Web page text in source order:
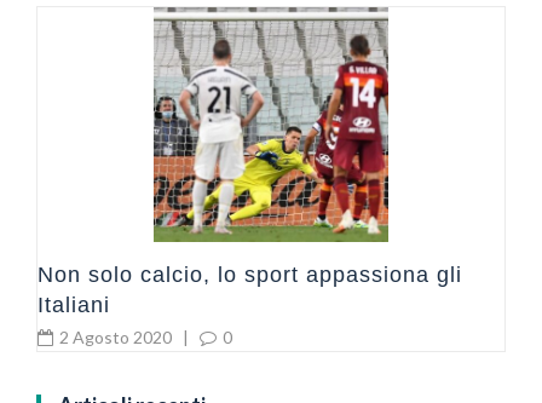
Non solo calcio, lo sport appassiona gli
Italiani
2 Agosto 2020 | 0